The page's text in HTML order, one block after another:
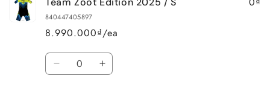
840447405897
8.990.000₫/ea
Quantity
Decrease Increase